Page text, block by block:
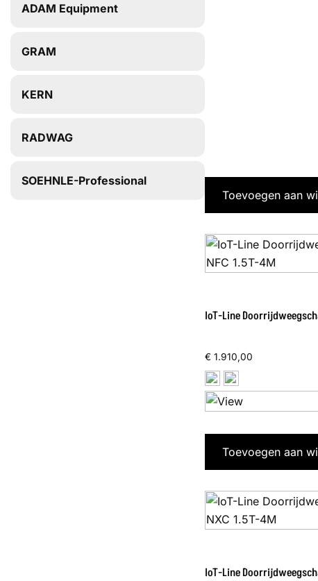
Toevoegen aan
IoT-Line
€ 1.910,00
Toevoegen aan
IoT-Line
ADAM Equipment
GRAM
KERN
RADWAG
SOEHNLE-Professional